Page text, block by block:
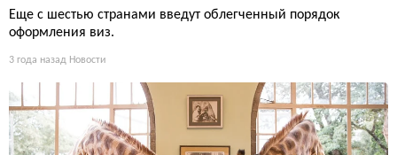
Еще с шестью странами введут облегченный порядок
оформления виз.
3 года назад Новости